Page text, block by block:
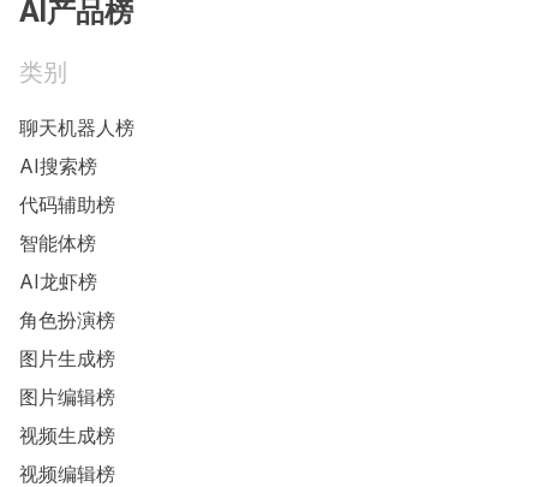
AI产品榜
类别
聊天机器人榜
AI搜索榜
代码辅助榜
智能体榜
AI龙虾榜
角色扮演榜
图片生成榜
图片编辑榜
视频生成榜
视频编辑榜